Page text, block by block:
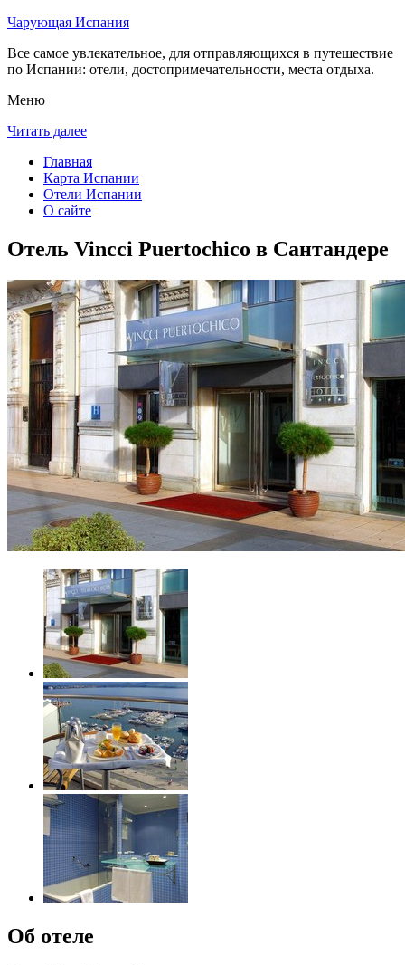
Чарующая Испания
Все самое увлекательное, для отправляющихся в путешествие
по Испании: отели, достопримечательности, места отдыха.
Меню
Читать далее
Главная
Карта Испании
Отели Испании
О сайте
Отель Vincci Puertochico в Сантандере
Об отеле